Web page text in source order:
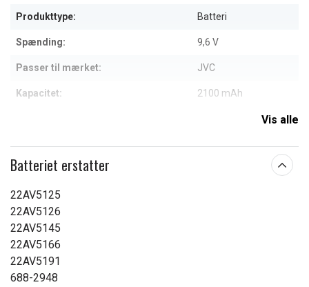
Produkttype: Batteri
Spænding: 9,6 V
Passer til mærket: JVC
Kapacitet: 2100 mAh
Vis alle
Batteriet erstatter
22AV5125
22AV5126
22AV5145
22AV5166
22AV5191
688-2948